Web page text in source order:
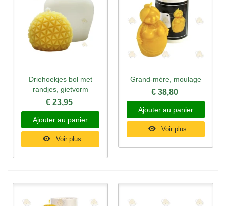
Driehoekjes bol met
randjes, gietvorm
€ 23,95
Ajouter au panier
Voir plus
Grand-mère, moulage
€ 38,80
Ajouter au panier
Voir plus